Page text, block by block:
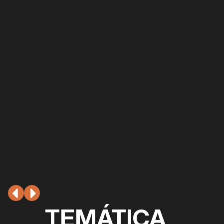
TEMÁTICA